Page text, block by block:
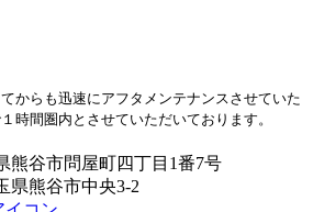
からも迅速にアフタメンテナンスさせていた
時間圏内とさせていただいております。
熊谷市問屋町四丁目1番7号
県熊谷市中央3-2